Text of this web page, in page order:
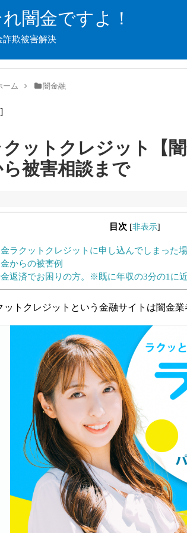
闇金ですよ！
詐欺被害解決
ーム 闇金融
クットクレジット【
ら被害相談まで
目次 [非表示]
ラクットクレジットに申し込んでしまった
からの被害例
返済でお困りの方。※既に年収の3分の1に
ットクレジットという金融サイトは闇金業